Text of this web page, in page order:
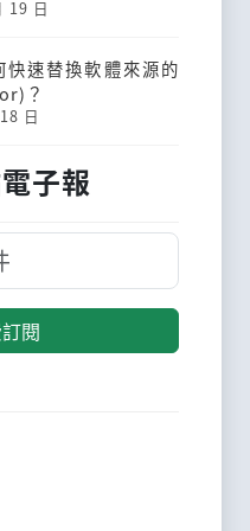
19 日
速替換軟體來源的
？
日
子報
閱